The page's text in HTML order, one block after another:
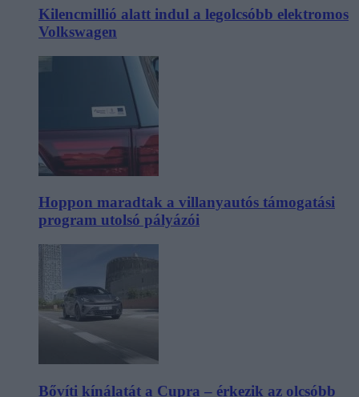
Kilencmillió alatt indul a legolcsóbb elektromos
Volkswagen
Hoppon maradtak a villanyautós támogatási
program utolsó pályázói
Bővíti kínálatát a Cupra – érkezik az olcsóbb